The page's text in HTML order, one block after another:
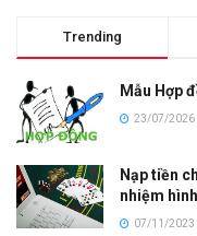
Trending
Mẫu Hợp
23/07/2026
Nạp tiền
nhiệm
07/11/2023